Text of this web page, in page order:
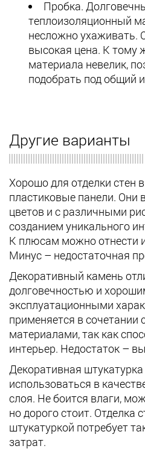
Пробка.
теплоизоляционный
несложно ухаживать.
высокая цена. К тому
материала невелик,
подобрать под общий
Другие варианты
Хорошо для отделки стен
пластиковые панели. Они
цветов и с различными
созданием уникального
К плюсам можно отнести
Минус – недостаточная
Декоративный камень
долговечностью и
эксплуатационными
применяется в сочетании
материалами, так как
интерьер. Недостаток –
Декоративная
использоваться в
слоя. Не боится влаги,
но дорого стоит. Отделка
штукатуркой потребует
затрат.